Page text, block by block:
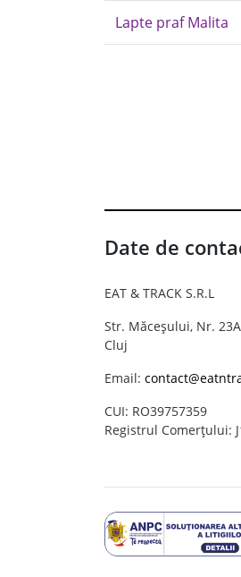
Lapte praf Malita
Date de
EAT & TRACK S.R.L
Str. Măceșului, Nr.
Cluj
Email:
CUI: RO39757359
Registrul Comerțului: